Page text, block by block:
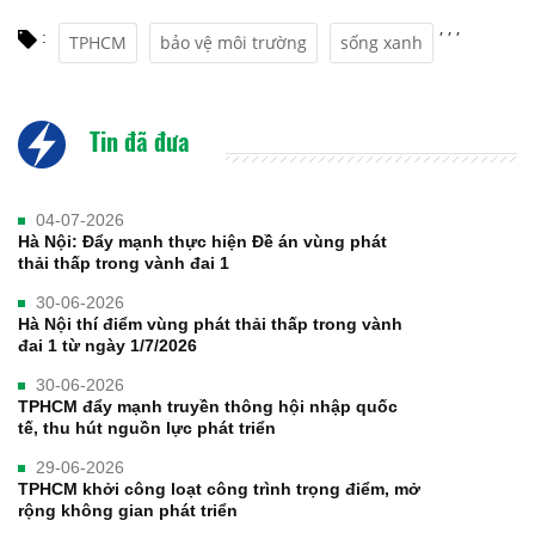
: TPHCM
,
bảo vệ môi trường
,
sống xanh
,
Tin đã đưa
04-07-2026
Hà Nội: Đẩy mạnh thực hiện Đề án vùng phát
thải thấp trong vành đai 1
30-06-2026
Hà Nội thí điểm vùng phát thải thấp trong vành
đai 1 từ ngày 1/7/2026
30-06-2026
TPHCM đẩy mạnh truyền thông hội nhập quốc
tế, thu hút nguồn lực phát triển
29-06-2026
TPHCM khởi công loạt công trình trọng điểm, mở
rộng không gian phát triển